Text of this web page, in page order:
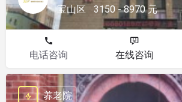
宝山区 3150 - 8970 元
电话咨询 在线咨询
养老院